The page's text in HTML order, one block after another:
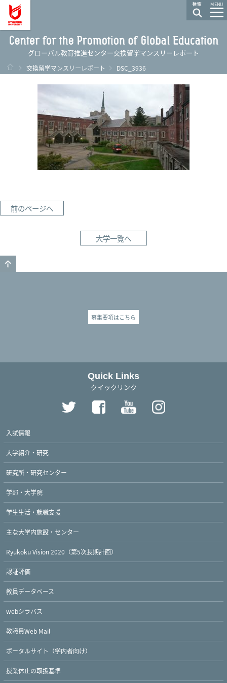
MENU
グローバル教育推進センター交換留学マンスリーレポート
ホーム
交換留学マンスリーレポート DSC_3936
前のページへ
大学一覧へ
募集要項はこちら
Quick Links
クイックリンク
Twitter FacebookYouTube
入試情報
大学紹介・研究
研究所・研究センター
学部・大学院
学生生活・就職支援
主な大学内施設・センター
Ryukoku Vision 2020（第5次長期計画）
認証評価
教員データベース
webシラバス
教職員Web Mail
ポータルサイト（学内者向け）
授業休止の取扱基準